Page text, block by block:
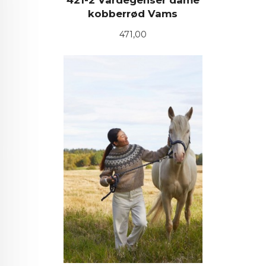
kobberrød Vams
Pris
471,00